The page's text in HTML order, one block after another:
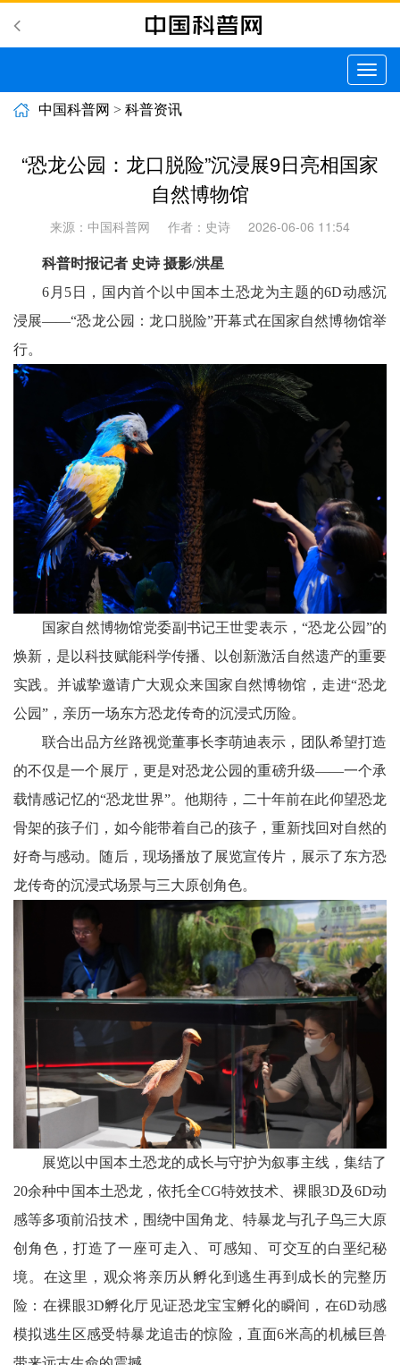
切
换
中国科普网 > 科普资讯
“恐龙公园：龙口脱险”沉浸展9日亮相国家
自然博物馆
来源：中国科普网 作者：史诗 2026-06-06 11:54
科普时报记者 史诗 摄影/洪星
6月5日，国内首个以中国本土恐龙为主题的6D动感沉
浸展——“恐龙公园：龙口脱险”开幕式在国家自然博物馆举
行。
国家自然博物馆党委副书记王世雯表示，“恐龙公园”的
焕新，是以科技赋能科学传播、以创新激活自然遗产的重要
实践。并诚挚邀请广大观众来国家自然博物馆，走进“恐龙
公园”，亲历一场东方恐龙传奇的沉浸式历险。
联合出品方丝路视觉董事长李萌迪表示，团队希望打造
的不仅是一个展厅，更是对恐龙公园的重磅升级——一个承
载情感记忆的“恐龙世界”。他期待，二十年前在此仰望恐龙
骨架的孩子们，如今能带着自己的孩子，重新找回对自然的
好奇与感动。随后，现场播放了展览宣传片，展示了东方恐
龙传奇的沉浸式场景与三大原创角色。
展览以中国本土恐龙的成长与守护为叙事主线，集结了
20余种中国本土恐龙，依托全CG特效技术、裸眼3D及6D动
感等多项前沿技术，围绕中国角龙、特暴龙与孔子鸟三大原
创角色，打造了一座可走入、可感知、可交互的白垩纪秘
境。在这里，观众将亲历从孵化到逃生再到成长的完整历
险：在裸眼3D孵化厅见证恐龙宝宝孵化的瞬间，在6D动感
模拟逃生区感受特暴龙追击的惊险，直面6米高的机械巨兽